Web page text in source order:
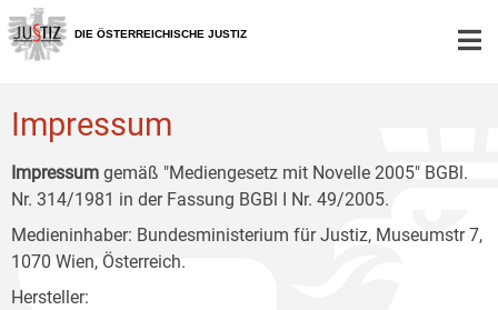
Zur
Hauptnavigation
[1]
Zum
Inhalt
[2]
Zum
Untermenü
[3]
DIE ÖSTERREICHISCHE JUSTIZ
Impressum
Impressum gemäß "Mediengesetz mit Novelle 2005" BGBl.
Nr. 314/1981 in der Fassung BGBl I Nr. 49/2005.
Medieninhaber: Bundesministerium für Justiz, Museumstr 7,
1070 Wien, Österreich.
Hersteller: